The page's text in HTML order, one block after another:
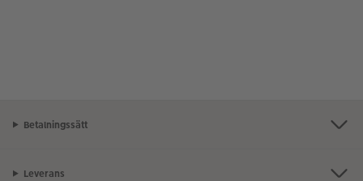
Betalningssätt
Leverans